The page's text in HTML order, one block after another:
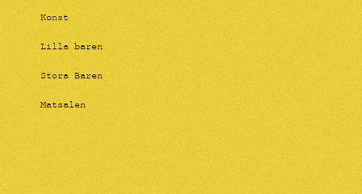
Konst
Lilla baren
Stora Baren
Matsalen